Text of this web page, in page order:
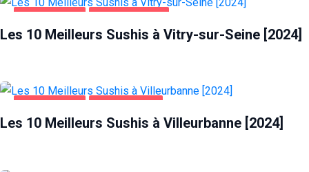
ALIMENTATION VITRY-SUR-SEINE
Les 10 Meilleurs Sushis à Vitry-sur-Seine [2024]
ALIMENTATION VILLEURBANNE
Les 10 Meilleurs Sushis à Villeurbanne [2024]